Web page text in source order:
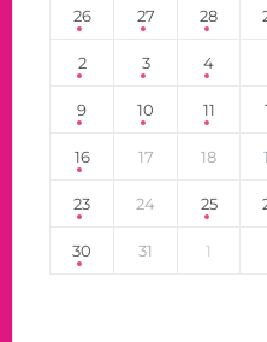
26 27 28
2 3 4
9 10 11
16 17 18
23 24 25
30 31 1